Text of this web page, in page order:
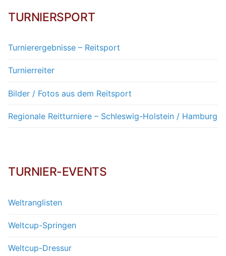
TURNIERSPORT
Turnierergebnisse – Reitsport
Turnierreiter
Bilder / Fotos aus dem Reitsport
Regionale Reitturniere – Schleswig-Holstein / Hamburg
TURNIER-EVENTS
Weltranglisten
Weltcup-Springen
Weltcup-Dressur